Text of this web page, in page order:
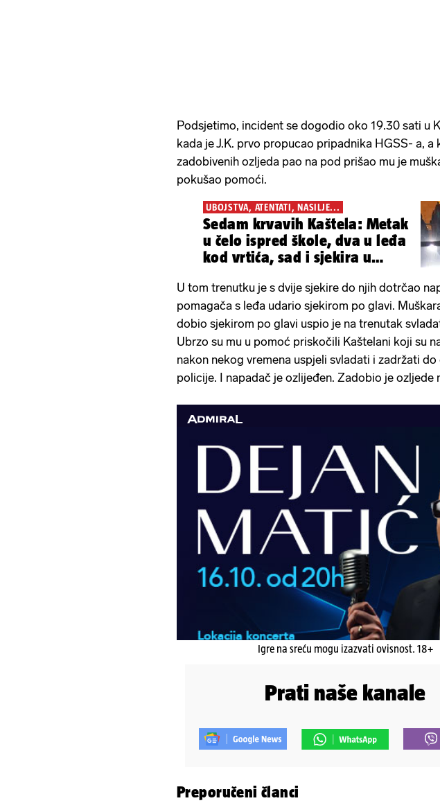
Podsjetimo, incident se dogodio oko 19.30 sati u
kada je J.K. prvo propucao pripadnika HGSS- a, a
zadobivenih ozljeda pao na pod prišao mu je
pokušao pomoći.
UBOJSTVA, ATENTATI, NASILJE...
Sedam krvavih Kaštela: Metak
u čelo ispred škole, dva u leđa
kod vrtića, sad i sjekira u
U tom trenutku je s dvije sjekire do njih dotrčao
pomagača s leđa udario sjekirom po glavi.
dobio sjekirom po glavi uspio je na trenutak
Ubrzo su mu u pomoć priskočili Kaštelani koji su
nakon nekog vremena uspjeli svladati i zadržati do
policije. I napadač je ozlijeđen. Zadobio je ozljede
Igre na sreću mogu izazvati ovisnost. 18+
Prati naše kanale
Preporučeni članci